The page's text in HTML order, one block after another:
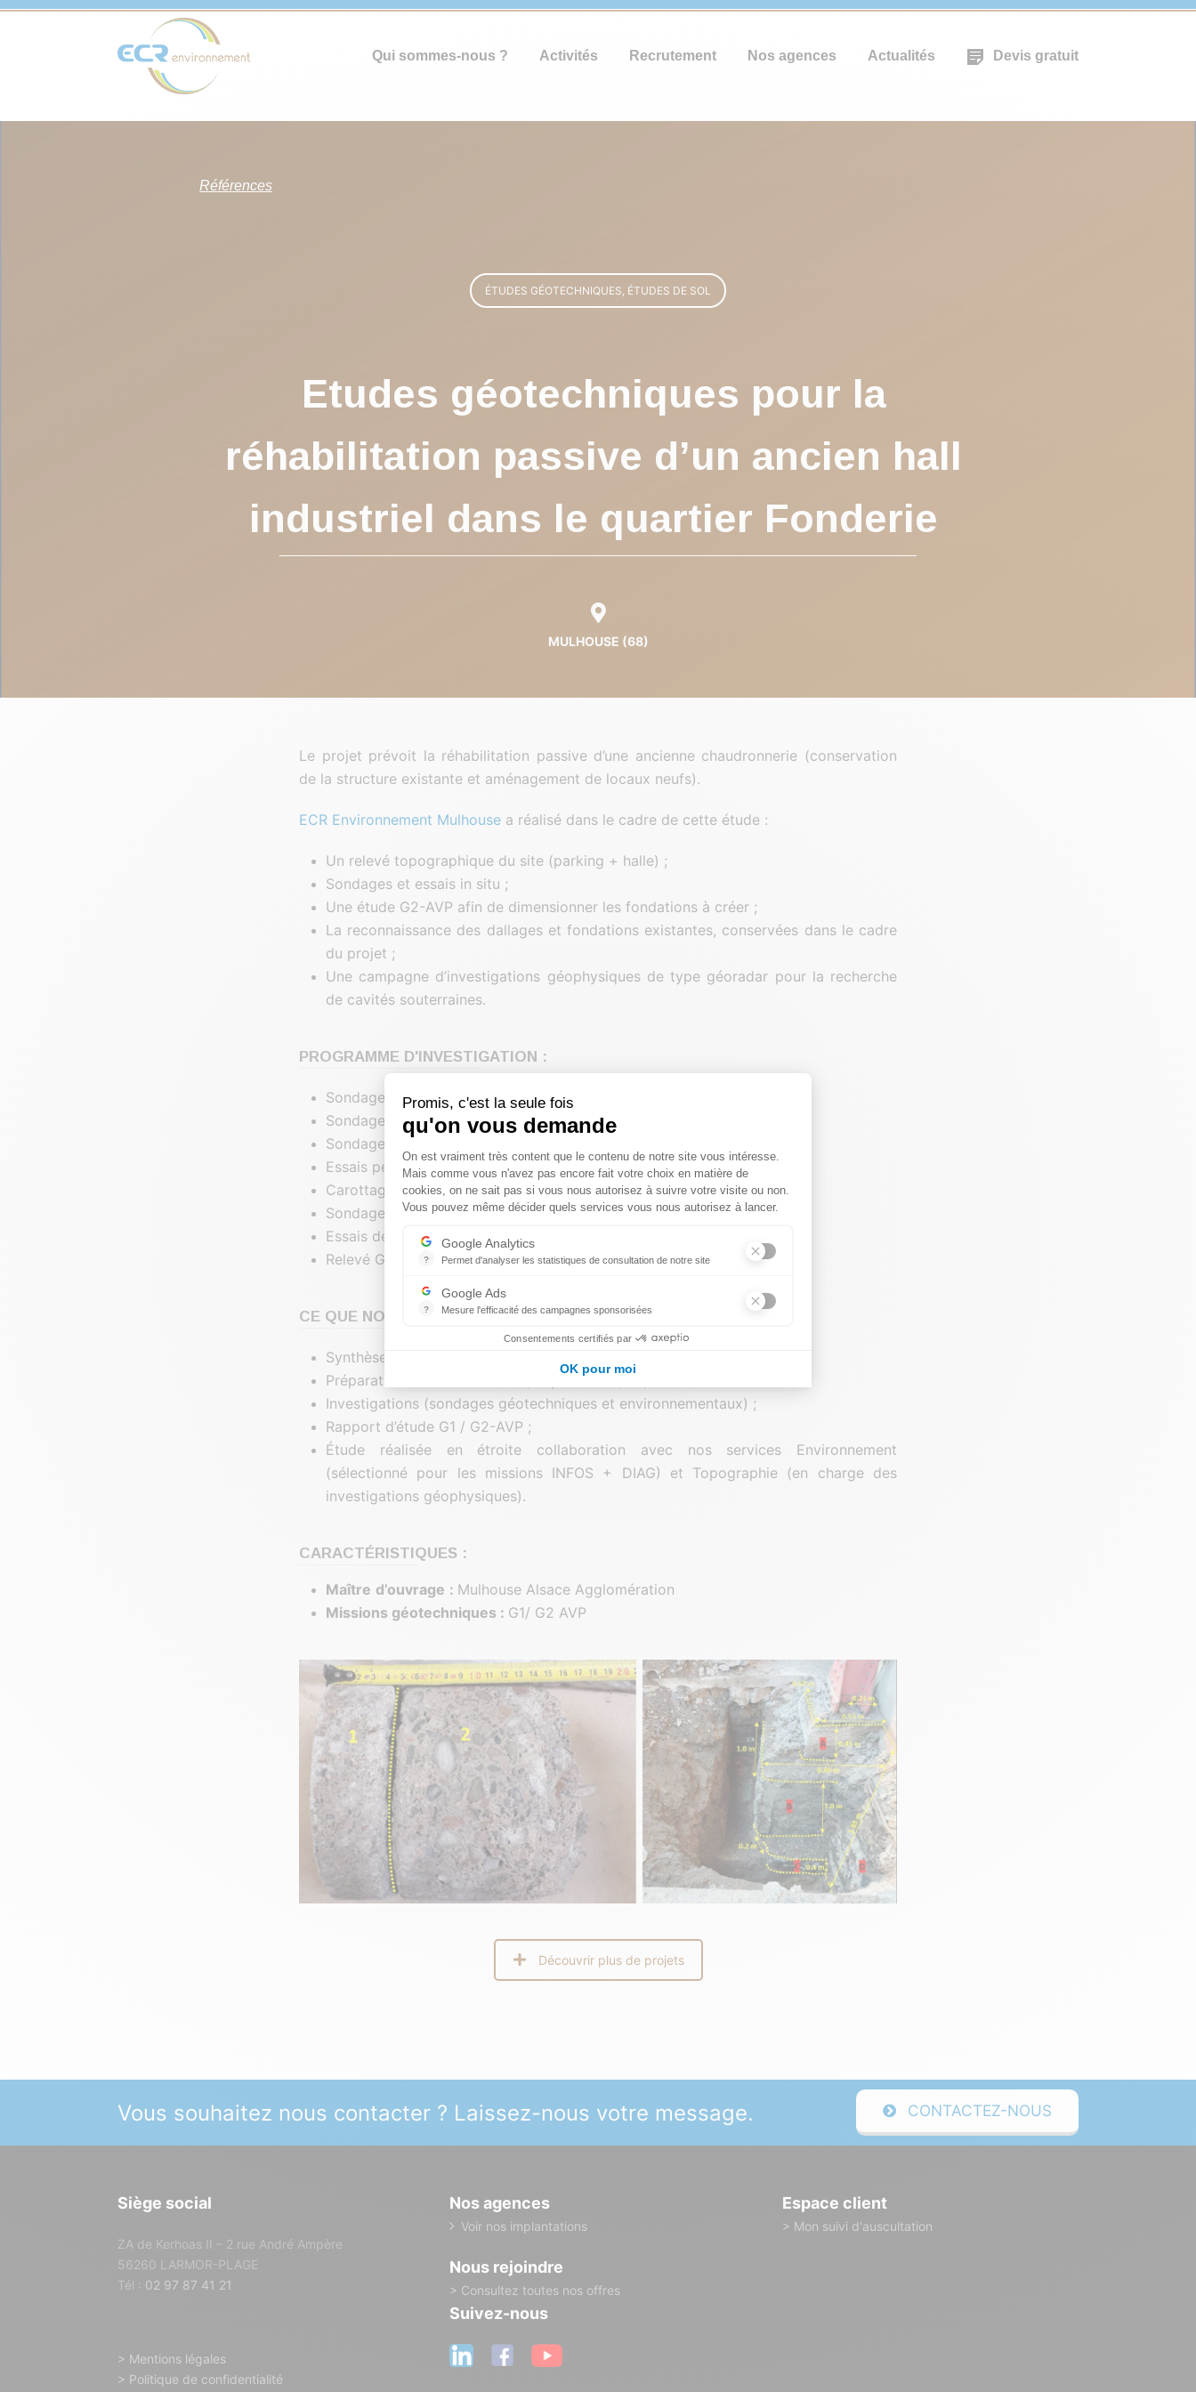
Qui sommes-nous ? Activités Recrutement Nos agences Actualités Devis gratuit
Références
ÉTUDES GÉOTECHNIQUES, ÉTUDES DE SOL
Etudes géotechniques pour la
réhabilitation passive d’un ancien hall
industriel dans le quartier Fonderie
MULHOUSE (68)
Le projet prévoit la réhabilitation passive d’une ancienne chaudronnerie (conservation
de la structure existante et aménagement de locaux neufs).
ECR Environnement Mulhouse a réalisé dans le cadre de cette étude :
Un relevé topographique du site (parking + halle) ;
Sondages et essais in situ ;
Une étude G2-AVP afin de dimensionner les fondations à créer ;
La reconnaissance des dallages et fondations existantes, conservées dans le cadre
du projet ;
Une campagne d’investigations géophysiques de type géoradar pour la recherche
de cavités souterraines.
PROGRAMME D'INVESTIGATION :
Sondages à la pelle mécanique (reconnaissances de fondation) ;
Sondages de reconnaissance géologique (12 m) ;
Sondages pressiométriques (12 m) ;
Essais pénétrométriques lourds type B (7 m) ;
Carottages de dallage ;
Sondages de reconnaissance d’armature du dallage (BRH) ;
Essais de perméabilité ;
Relevé GPS de précision et relevé topographique du site.
CE QUE NOUS AVONS RÉALISÉ :
Synthèse des documents historiques et étude bibliographique ;
Préparation du chantier (DICT, implantation,…) ;
Investigations (sondages géotechniques et environnementaux) ;
Rapport d’étude G1 / G2-AVP ;
Étude réalisée en étroite collaboration avec nos services Environnement
(sélectionné pour les missions INFOS + DIAG) et Topographie (en charge des
investigations géophysiques).
CARACTÉRISTIQUES :
Maître d’ouvrage : Mulhouse Alsace Agglomération
Missions géotechniques : G1/ G2 AVP
Découvrir plus de projets
Vous souhaitez nous contacter ? Laissez-nous votre message. CONTACTEZ-NOUS
Siège social
ZA de Kerhoas II – 2 rue André Ampère
56260 LARMOR-PLAGE
Tél : 02 97 87 41 21
> Mentions légales
> Politique de confidentialité
Nos agences
Voir nos implantations
Nous rejoindre
> Consultez toutes nos offres
Suivez-nous
Espace client
> Mon suivi d'auscultation
Promis, c'est la seule fois
qu'on vous demande
Plateforme de Gestion du Consentement : Personnalisez vos Options
On est vraiment très content que le contenu de notre site vous intéresse.
Mais comme vous n'avez pas encore fait votre choix en matière de
cookies, on ne sait pas si vous nous autorisez à suivre votre visite ou non.
Vous pouvez même décider quels services vous nous autorisez à lancer.
?
Google Analytics
Permet d'analyser les statistiques de consultation de notre site
?
Google Ads
Mesure l'efficacité des campagnes sponsorisées
Consentements certifiés par
OK pour moi